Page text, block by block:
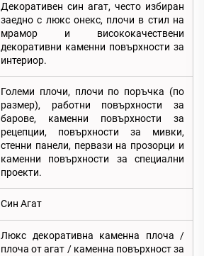
Декоративен син агат, често избиран
заедно с люкс онекс, плочи в стил на
мрамор и висококачествени
декоративни каменни повърхности за
интериор.
Големи плочи, плочи по поръчка (по
размер), работни повърхности за
барове, каменни повърхности за
рецепции, повърхности за мивки,
стенни панели, первази на прозорци и
каменни повърхности за специални
проекти.
Син Агат
Люкс декоративна каменна плоча /
плоча от агат / каменна повърхност за